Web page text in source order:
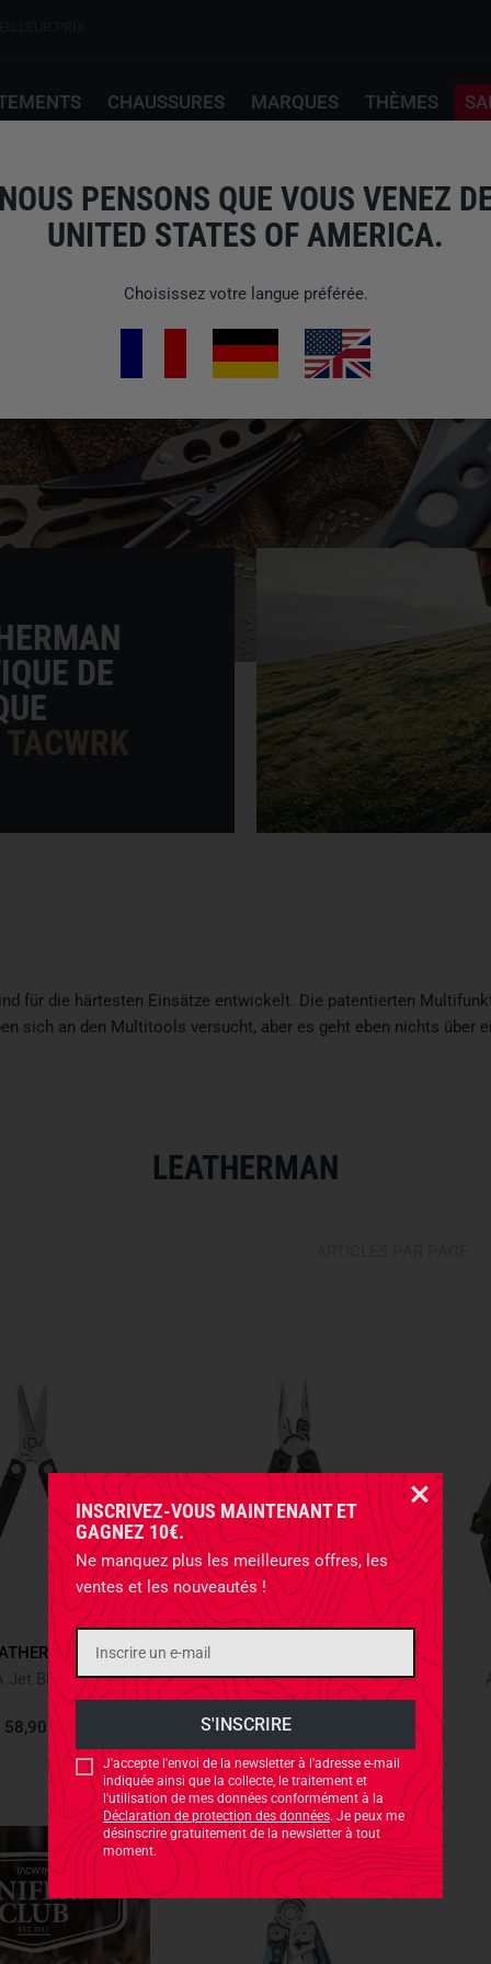
INSCRIVEZ-VOUS MAINTENANT ET
GAGNEZ 10€.
Ne manquez plus les meilleures offres, les
ventes et les nouveautés !
J'accepte l'envoi de la newsletter à l'adresse e-mail
indiquée ainsi que la collecte, le traitement et
l'utilisation de mes données conformément à la
Déclaration de protection des données. Je peux me
désinscrire gratuitement de la newsletter à tout
moment.
CHAUSSURES MARQUES THÈMES
DE
für die härtesten Einsätze entwickelt. Die patentierten
sich an den Multitools versucht, aber es geht eben nichts über
LEATHERMAN
Jet Black Noir
58,90 €
WAVE ALPHA Cascadia Vert
248,90 €
PENSONS QUE VOUS VENEZ
UNITED STATES OF AMERICA.
Choisissez votre langue préférée.